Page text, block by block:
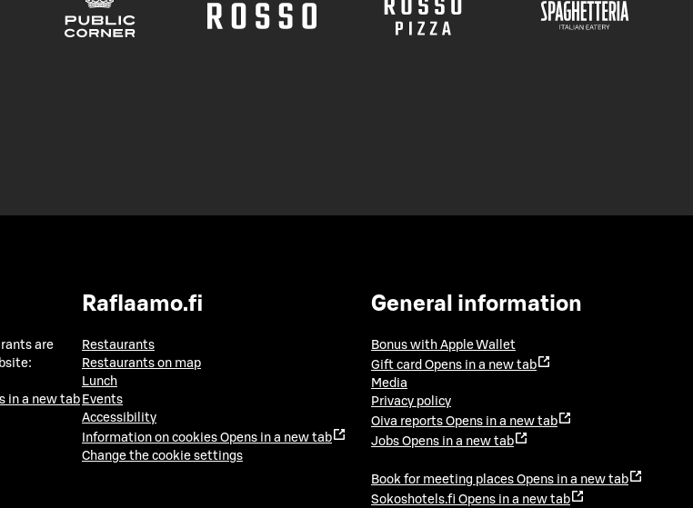
are
in a new tab
Raflaamo.fi
Restaurants
Restaurants on map
Lunch
Events
Accessibility
Information on cookies Opens in a new tab
Change the cookie settings
General information
Bonus with Apple Wallet
Gift card Opens in a new tab
Media
Privacy policy
Oiva reports Opens in a new tab
Jobs Opens in a new tab
Book for meeting places Opens in a new tab
Sokoshotels.fi Opens in a new tab